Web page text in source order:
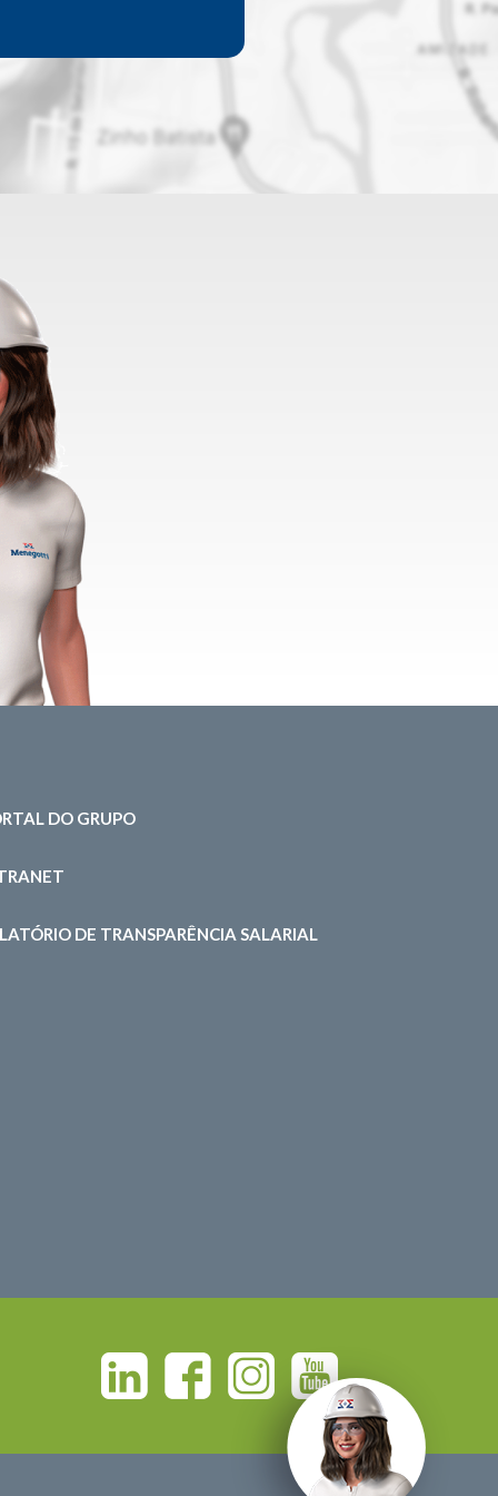
DO GRUPO
DE TRANSPARÊNCIA SALARIAL
Linkedin Facebook Instagram